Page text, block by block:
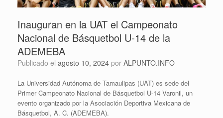
Inauguran en la UAT el Campeonato
Nacional de Básquetbol U-14 de la
ADEMEBA
Publicado el agosto 10, 2024 por ALPUNTO.INFO
La Universidad Autónoma de Tamaulipas (UAT) es sede del
Primer Campeonato Nacional de Básquetbol U-14 Varonil, un
evento organizado por la Asociación Deportiva Mexicana de
Básquetbol, A. C. (ADEMEBA).